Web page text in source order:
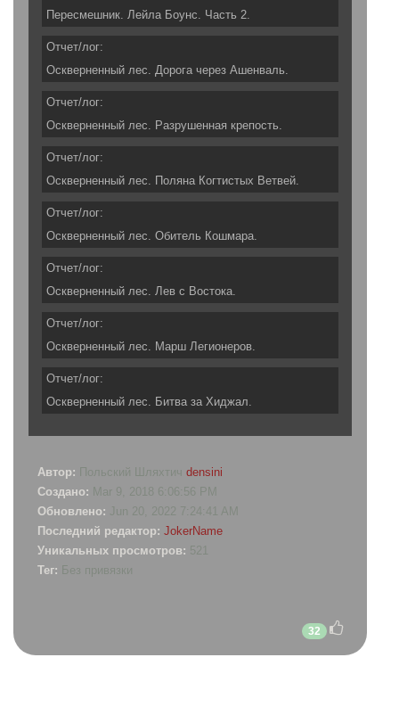
Пересмешник. Лейла Боунс. Часть 2.
Отчет/лог:
Оскверненный лес. Дорога через Ашенваль.
Отчет/лог:
Оскверненный лес. Разрушенная крепость.
Отчет/лог:
Оскверненный лес. Поляна Когтистых Ветвей.
Отчет/лог:
Оскверненный лес. Обитель Кошмара.
Отчет/лог:
Оскверненный лес. Лев с Востока.
Отчет/лог:
Оскверненный лес. Марш Легионеров.
Отчет/лог:
Оскверненный лес. Битва за Хиджал.
Автор: Польский Шляхтич densini
Создано:
Mar 9, 2018 6:06:56 PM
Обновлено: Jun 20, 2022 7:24:41 AM
Последний редактор: JokerName
Уникальных просмотров: 521
Тег: Без привязки
32